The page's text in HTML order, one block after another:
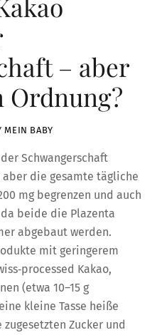
– aber
Ordnung?
MEIN BABY
Schwangerschaft
die gesamte tägliche
mg begrenzen und auch
beide die Plazenta
abgebaut werden.
mit geringerem
Kakao,
(etwa 10–15 g
kleine Tasse heiße
Zucker und